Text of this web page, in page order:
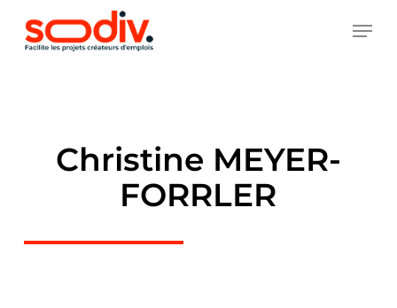
Christine MEYER-
FORRLER